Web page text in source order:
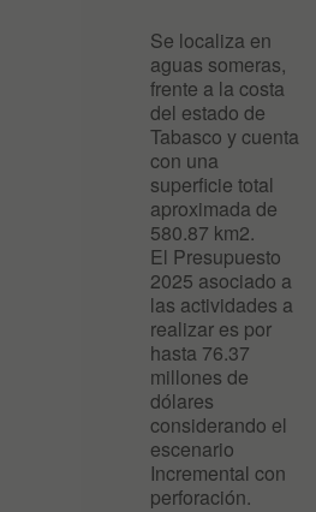
Se localiza en
aguas someras,
frente a la costa
del estado de
Tabasco y cuenta
con una
superficie total
aproximada de
580.87 km2.
El Presupuesto
2025 asociado a
las actividades a
realizar es por
hasta 76.37
millones de
dólares
considerando el
escenario
Incremental con
perforación.